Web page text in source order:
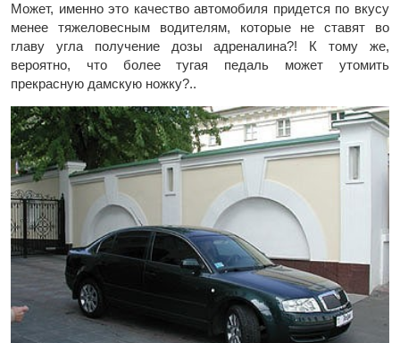
Может, именно это качество автомобиля придется по вкусу
менее тяжеловесным водителям, которые не ставят во
главу угла получение дозы адреналина?! К тому же,
вероятно, что более тугая педаль может утомить
прекрасную дамскую ножку?..